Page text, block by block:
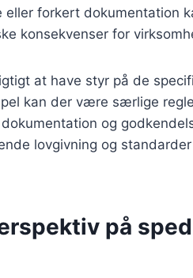
eller forkert dokumentation
konsekvenser for
at have styr på de
kan der være særlige
og
lovgivning og
på